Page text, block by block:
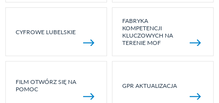
CYFROWE LUBELSKIE
FABRYKA
KOMPETENCJI
KLUCZOWYCH NA
TERENIE MOF
FILM OTWÓRZ SIĘ NA
POMOC
GPR AKTUALIZACJA